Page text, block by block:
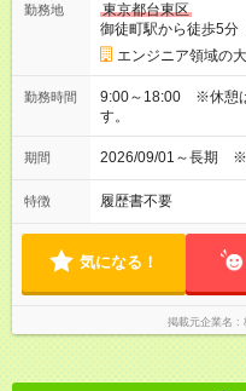
勤務地
東京都台東区
御徒町駅から徒歩5分
エンジニア領域の
勤務時間
9:00～18:00 ※休憩
す。
期間 2026/09/01～長期 ※
特徴 履歴書不要
気になる！
掲載元企業名